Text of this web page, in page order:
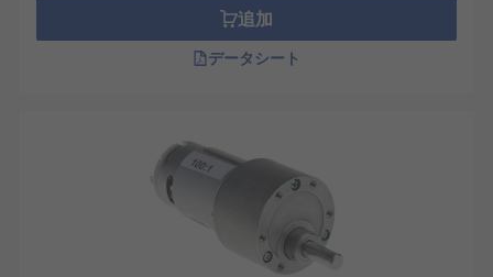
Nidec（日本電産）：国内大手のモーターメー
カー。汎用性の高い製品を生産。
Siemens：工業用オートメーション製品に定
評があり、固定力の高いモーターを提供。
DCモーターは、再生可能エネルギー、半導体製造、
産業ロボット、物流システム、AI、IoTといった先
端分野で必要性が増している製品です。プロジェク
追加
データシート